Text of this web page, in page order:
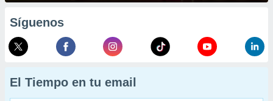
Síguenos
El Tiempo en tu email